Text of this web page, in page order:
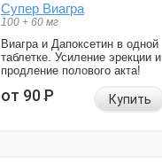
Супер Виагра
100 + 60 мг
Виагра и Дапоксетин в одной
таблетке. Усиление эрекции и
продление полового акта!
от 90Р Купить